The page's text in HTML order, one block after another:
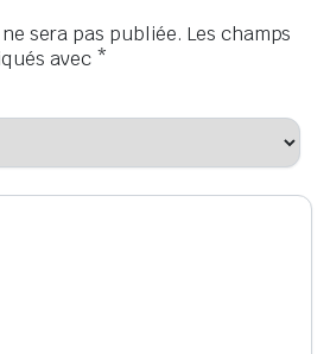
sera pas publiée. Les champs
avec *